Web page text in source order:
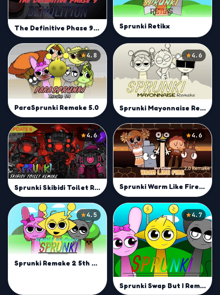
The Definitive Phase 9: Demolition Sprunki Retikx
4.8
ParaSprunki Remake 5.0
4.6
Sprunki Mayonnaise Remake
4.6
Sprunki Skibidi Toilet Remake 6
4.6
Sprunki Warm Like Fire 2.0 Remake
4.5
Sprunki Remake 2 5th Update
4.7
Sprunki Swap But I Remake | Mix with Swapped Characters